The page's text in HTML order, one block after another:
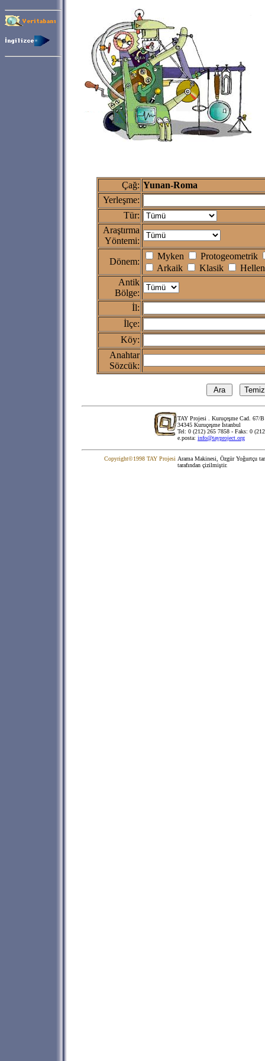
Çağ: Yunan-Roma
Yerleşme:
Tür:
Araştırma
Yöntemi:
Dönem:
Myken
Protogeometrik
Arkaik
Klasik
Antik
Bölge:
İl:
İlçe:
Köy:
Anahtar
Sözcük:
TAY Projesi . Kuruçeşme Cad. 67/B
34345 Kuruçeşme İstanbul
Tel: 0 (212) 265 7858 - Faks: 0
e.posta: info@tayproject.org
Copyright©1998 TAY Projesi Arama Makinesi, Özgür Yoğurtçu
tarafından çizilmiştir.